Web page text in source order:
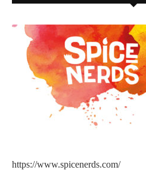
https://www.spicenerds.com/